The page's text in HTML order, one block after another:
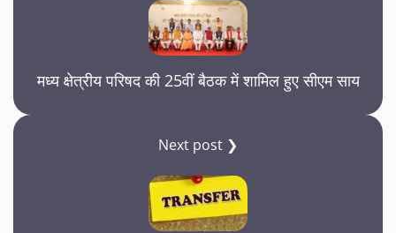
मध्य क्षेत्रीय परिषद की 25वीं बैठक में शामिल हुए सीएम साय
Next post ❯